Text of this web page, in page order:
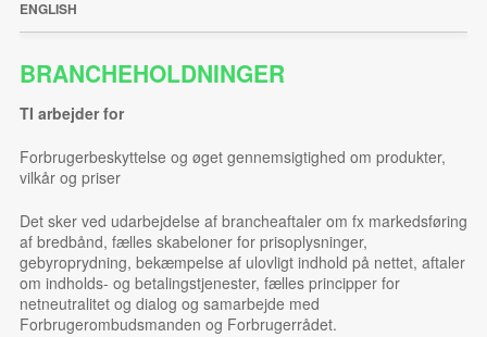
ENGLISH
BRANCHEHOLDNINGER
TI arbejder for
Forbrugerbeskyttelse og øget gennemsigtighed om produkter,
vilkår og priser
Det sker ved udarbejdelse af brancheaftaler om fx markedsføring
af bredbånd, fælles skabeloner for prisoplysninger,
gebyroprydning, bekæmpelse af ulovligt indhold på nettet, aftaler
om indholds- og betalingstjenester, fælles principper for
netneutralitet og dialog og samarbejde med
Forbrugerombudsmanden og Forbrugerrådet.